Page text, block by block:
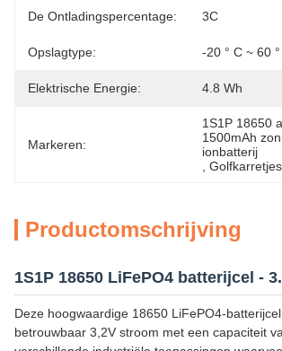
De Ontladingspercentage: 3C
Opslagtype: -20 ° C ~ 60
Elektrische Energie: 4.8 Wh
Markeren:
1S1P 18650
1500mAh
ionbatterij
Productomschrijving
1S1P 18650 LiFePO4 batterijcel -
Deze hoogwaardige 18650 LiFePO4-
betrouwbaar 3,2V stroom met een capaciteit